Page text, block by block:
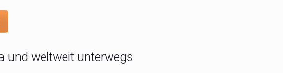
und weltweit unterwegs